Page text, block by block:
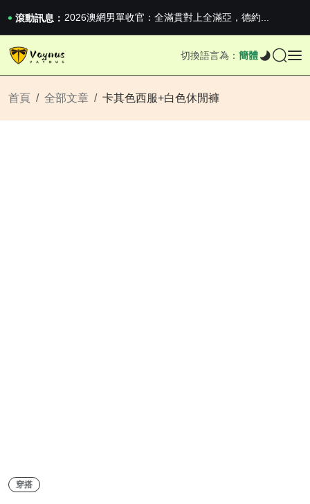
滾動訊息： 2026澳網男單收官：全滿貫對上全滿亞，德約...
《巔峰守衛 Highguard》正式上線，官...
iPhone 16e 釋出，蘋果你不要太離譜
iPhone 16e 釋出，蘋果你不要太離譜
切換語言為： 簡體
首頁 全部文章 卡其色西服+白色休閒褲
穿搭